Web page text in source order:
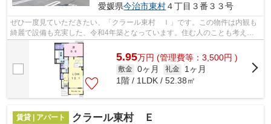
愛媛県今治市東村４丁目３番３３号
ぜひ一度見ていただきたい、「クラール東村 Ｉ」です。この物件は内観も
綺麗で設備も充実した、令和4年築となっています。住む人のことも考えら
れている満足度の高いアパートです。自...
5.95万円 (管理費等：3,500円 )
敷金 0ヶ月 礼金
1ヶ月
1階 / 1LDK / 52.38㎡
賃貸 | アパート クラール東村 Ｅ